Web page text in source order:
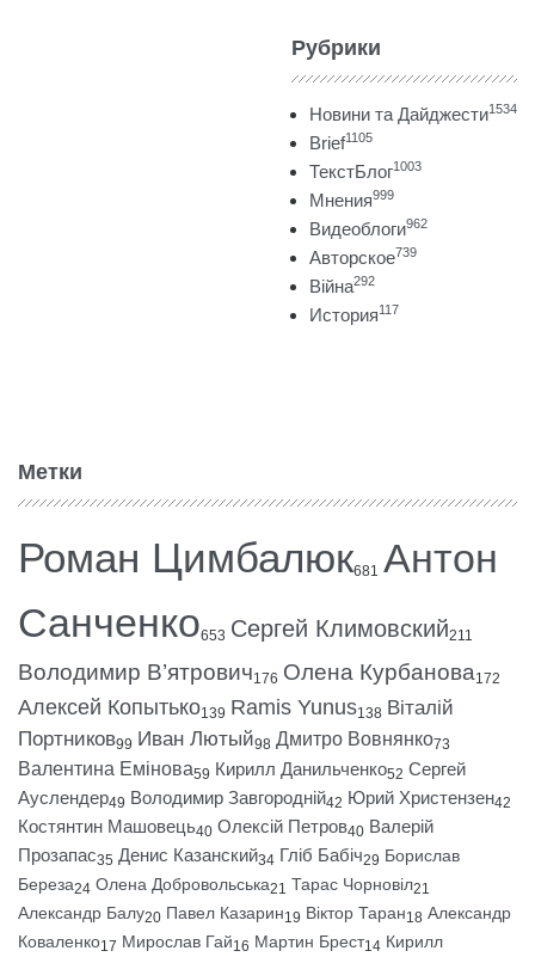
Рубрики
Новини та Дайджести1534
Brief1105
ТекстБлог1003
Мнения999
Видеоблоги962
Авторское739
Війна292
История117
Метки
Роман Цимбалюк681 Антон
Санченко653 Сергей Климовский211
Володимир В’ятрович176 Олена Курбанова172
Алексей Копытько139 Ramis Yunus138 Віталій
Портников99 Иван Лютый98 Дмитро Вовнянко73
Валентина Емінова59 Кирилл Данильченко52 Сергей
Ауслендер49 Володимир Завгородній42 Юрий Христензен42
Костянтин Машовець40 Олексій Петров40 Валерій
Прозапас35 Денис Казанский34 Гліб Бабіч29 Борислав
Береза24 Олена Добровольська21 Тарас Чорновіл21
Александр Балу20 Павел Казарин19 Віктор Таран18 Александр
Коваленко17 Мирослав Гай16 Мартин Брест14 Кирилл